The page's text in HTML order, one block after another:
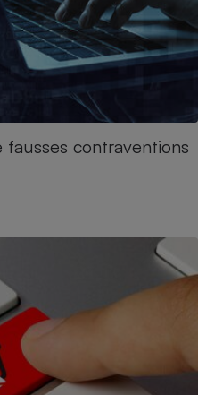
contraventions